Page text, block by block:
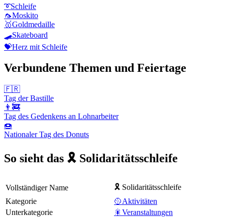
➰Schleife
🦟Moskito
🥇Goldmedaille
🛹Skateboard
💝Herz mit Schleife
Verbundene Themen und Feiertage
🇫🇷
Tag der Bastille
👨‍🚒
Tag des Gedenkens an Lohnarbeiter
🍩
Nationaler Tag des Donuts
So sieht das 🎗️ Solidaritätsschleife
Vollständiger Name
🎗️ Solidaritätsschleife
Kategorie
🥎Aktivitäten
Unterkategorie
🎇Veranstaltungen